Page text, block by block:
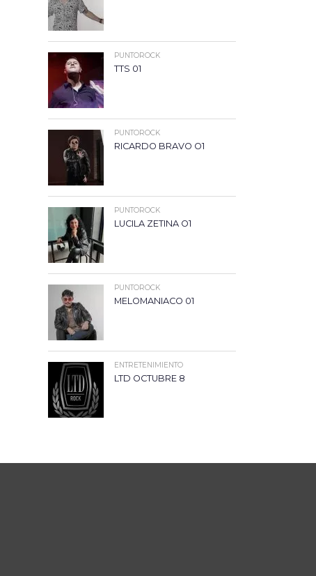
PUNTOROCK
TTS 01
PUNTOROCK
RICARDO BRAVO O1
PUNTOROCK
LUCILA ZETINA O1
PUNTOROCK
MELOMANIACO 01
ENTRETENIMIENTO
LTD OCTUBRE 8